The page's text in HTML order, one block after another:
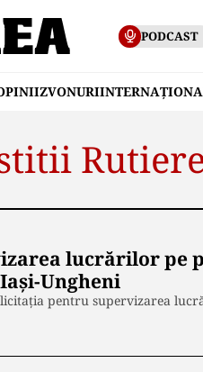
PODCAST
ZVONURI
lucrărilor pe
Ungheni
pentru supervizarea